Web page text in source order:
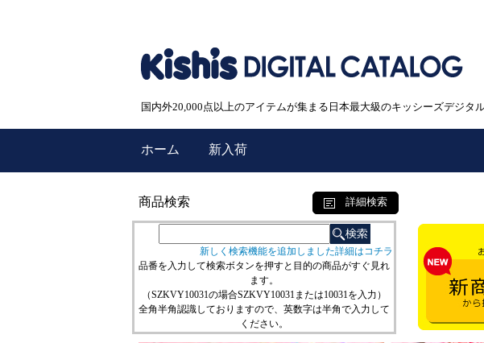
国内外20,000点以上のアイテムが集まる日本最大級のキッシーズデジタ
ホーム 新入荷
商品検索 詳細検索
新しく検索機能を追加しました詳細はコチラ
品番を入力して検索ボタンを押すと目的の商品がすぐ見れ
ます。
（SZKVY10031の場合SZKVY10031または10031を入力）
全角半角認識しておりますので、英数字は半角で入力して
ください。